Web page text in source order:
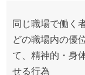
同じ職場で働く
どの職場内の優
て、精神的・身
せる行為